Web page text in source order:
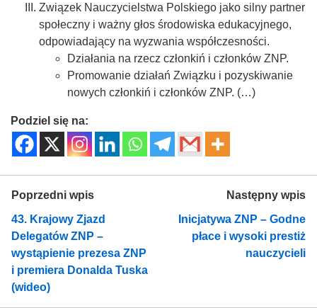
Związek Nauczycielstwa Polskiego jako silny partner
społeczny i ważny głos środowiska edukacyjnego,
odpowiadający na wyzwania współczesności.
Działania na rzecz członkiń i członków ZNP.
Promowanie działań Związku i pozyskiwanie
nowych członkiń i członków ZNP. (…)
Podziel się na:
Poprzedni wpis
43. Krajowy Zjazd
Delegatów ZNP –
wystąpienie prezesa ZNP
i premiera Donalda Tuska
(wideo)
Następny wpis
Inicjatywa ZNP – Godne
płace i wysoki prestiż
nauczycieli